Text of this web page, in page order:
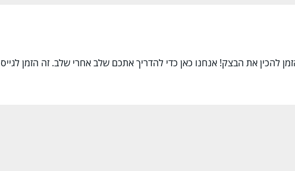
להכין את הבצק! אנחנו כאן כדי להדריך אתכם שלב אחרי שלב. זה הזמן לגייס